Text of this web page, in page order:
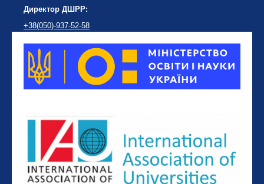
Директор ДШРР:
+38(050)-937-52-58